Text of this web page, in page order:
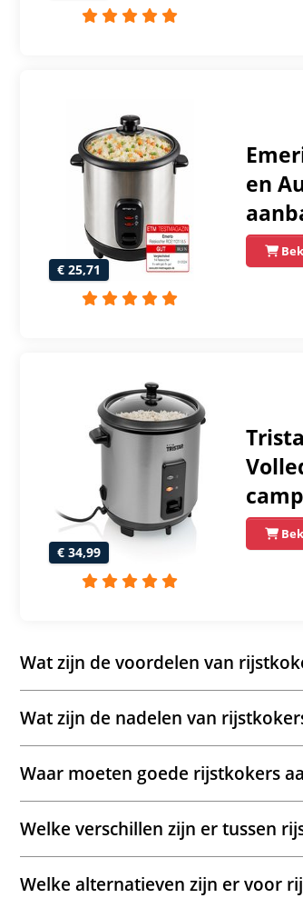
€ 25,71
en
€ 34,99
Wat zijn de voordelen van
Wat zijn de nadelen van
Waar moeten goede rijstkokers
Welke verschillen zijn er tussen
Welke alternatieven zijn er voor